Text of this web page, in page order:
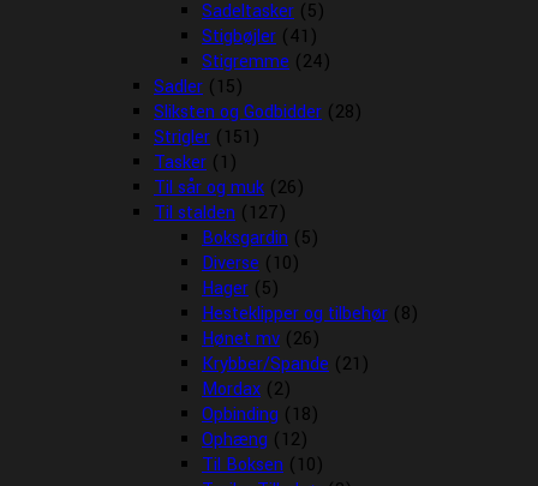
Sadeltasker (5)
Stigbøjler (41)
Stigremme (24)
Sadler (15)
Sliksten og Godbidder (28)
Strigler (151)
Tasker (1)
Til sår og muk (26)
Til stalden (127)
Boksgardin (5)
Diverse (10)
Hager (5)
Hesteklipper og tilbehør (8)
Hønet mv (26)
Krybber/Spande (21)
Mordax (2)
Opbinding (18)
Ophæng (12)
Til Boksen (10)